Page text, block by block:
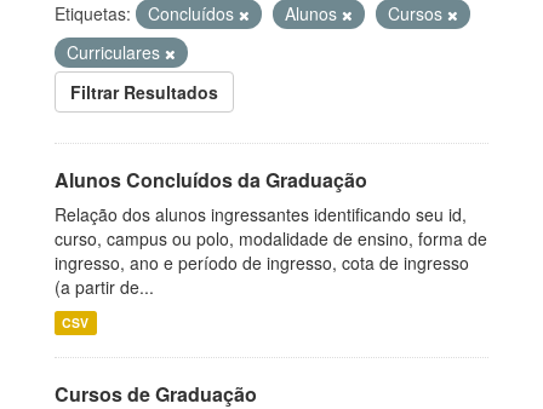
Etiquetas: Concluídos Alunos
Cursos
Curriculares
Filtrar Resultados
Alunos Concluídos da Graduação
Relação dos alunos ingressantes identificando seu id,
curso, campus ou polo, modalidade de ensino, forma de
ingresso, ano e período de ingresso, cota de ingresso
(a partir de...
CSV
Cursos de Graduação